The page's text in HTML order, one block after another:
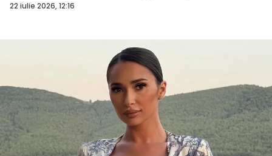
22 iulie 2026, 12:16